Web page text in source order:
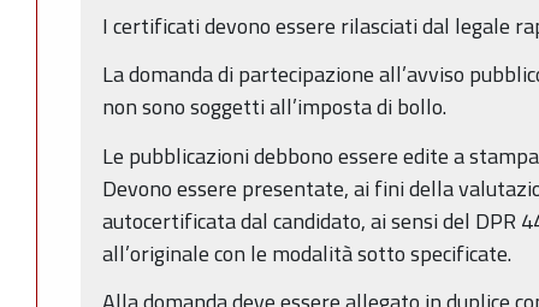
I certificati devono essere rilasciati dal legale
La domanda di partecipazione all’avviso
non sono soggetti all’imposta di bollo.
Le pubblicazioni debbono essere edite a
Devono essere presentate, ai fini della
autocertificata dal candidato, ai sensi del DPR
all’originale con le modalità sotto specificate.